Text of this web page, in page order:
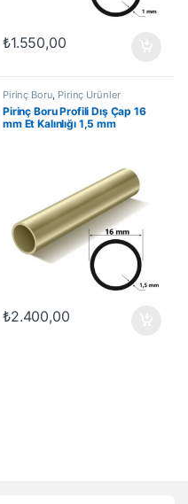
₺1.550,00
Pirinç Boru, Pirinç Ürünler
Pirinç Boru Profili Dış Çap 16
mm Et Kalınlığı 1,5 mm
₺2.400,00